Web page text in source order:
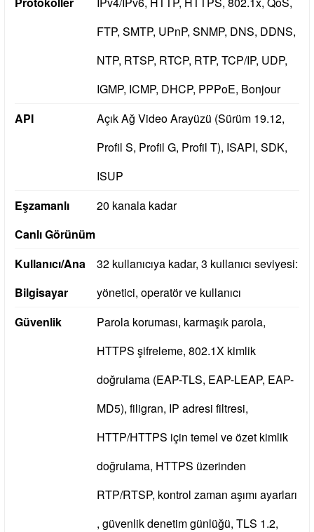
FTP, SMTP, UPnP, SNMP, DNS, DDNS,
NTP, RTSP, RTCP, RTP, TCP/IP, UDP,
IGMP, ICMP, DHCP, PPPoE, Bonjour
API
Açık Ağ Video Arayüzü (Sürüm 19.12,
Profil S, Profil G, Profil T), ISAPI, SDK,
ISUP
Eşzamanlı
Canlı Görünüm
20 kanala kadar
Kullanıcı/Ana
Bilgisayar
32 kullanıcıya kadar, 3 kullanıcı seviyesi:
yönetici, operatör ve kullanıcı
Güvenlik
Parola koruması, karmaşık parola,
HTTPS şifreleme, 802.1X kimlik
doğrulama (EAP-TLS, EAP-LEAP, EAP-
MD5), filigran, IP adresi filtresi,
HTTP/HTTPS için temel ve özet kimlik
doğrulama, HTTPS üzerinden
RTP/RTSP, kontrol zaman aşımı ayarları
, güvenlik denetim günlüğü, TLS 1.2,